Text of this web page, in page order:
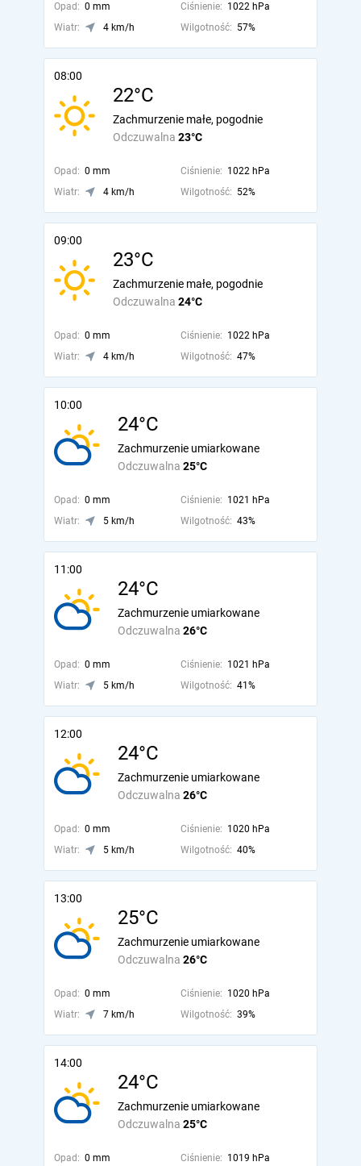
Opad: 0 mm Ciśnienie: 1022 hPa
Wiatr:
4 km/h Wilgotność: 57%
08:00
22°C
Odczuwalna 23°C
Zachmurzenie małe, pogodnie
Opad: 0 mm Ciśnienie: 1022 hPa
Wiatr:
4 km/h Wilgotność: 52%
09:00
23°C
Odczuwalna 24°C
Zachmurzenie małe, pogodnie
Opad: 0 mm Ciśnienie: 1022 hPa
Wiatr:
4 km/h Wilgotność: 47%
10:00
24°C
Odczuwalna 25°C
Zachmurzenie umiarkowane
Opad: 0 mm Ciśnienie: 1021 hPa
Wiatr:
5 km/h Wilgotność: 43%
11:00
24°C
Odczuwalna 26°C
Zachmurzenie umiarkowane
Opad: 0 mm Ciśnienie: 1021 hPa
Wiatr:
5 km/h Wilgotność: 41%
12:00
24°C
Odczuwalna 26°C
Zachmurzenie umiarkowane
Opad: 0 mm Ciśnienie: 1020 hPa
Wiatr:
5 km/h Wilgotność: 40%
13:00
25°C
Odczuwalna 26°C
Zachmurzenie umiarkowane
Opad: 0 mm Ciśnienie: 1020 hPa
Wiatr:
7 km/h Wilgotność: 39%
14:00
24°C
Odczuwalna 25°C
Zachmurzenie umiarkowane
Opad: 0 mm Ciśnienie: 1019 hPa